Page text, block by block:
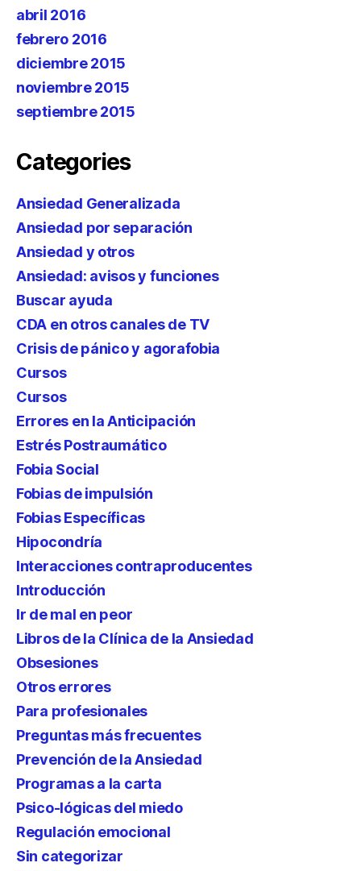
abril 2016
febrero 2016
diciembre 2015
noviembre 2015
septiembre 2015
Categories
Ansiedad Generalizada
Ansiedad por separación
Ansiedad y otros
Ansiedad: avisos y funciones
Buscar ayuda
CDA en otros canales de TV
Crisis de pánico y agorafobia
Cursos
Cursos
Errores en la Anticipación
Estrés Postraumático
Fobia Social
Fobias de impulsión
Fobias Específicas
Hipocondría
Interacciones contraproducentes
Introducción
Ir de mal en peor
Libros de la Clínica de la Ansiedad
Obsesiones
Otros errores
Para profesionales
Preguntas más frecuentes
Prevención de la Ansiedad
Programas a la carta
Psico-lógicas del miedo
Regulación emocional
Sin categorizar